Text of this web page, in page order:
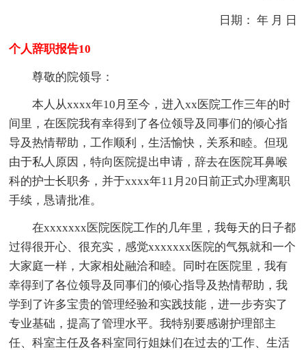
日期： 年 月 日
个人辞职报告10
尊敬的院领导：
本人从xxxx年10月至今，进入xx医院工作三年的时
间里，在医院我有幸得到了各位领导及同事们的倾心指
导及热情帮助，工作顺利，生活愉快，关系和睦。但现
由于私人原因，特向医院提出申请，辞去在医院耳鼻喉
科的护士长职务，并于xxxx年11月20日前正式办理离职
手续，恳请批准。
在xxxxxxx医院医院工作的几年里，我每天的日子都
过得很开心、很充实，感觉xxxxxxx医院的气氛就和一个
大家庭一样，大家相处融洽和睦。同时在医院里，我有
幸得到了各位领导及同事们的倾心指导及热情帮助，我
学到了许多宝贵的管理经验和实践技能，进一步夯实了
专业基础，提高了管理水平。我特别要感谢护理部主
任、科室主任及各科室同行姐妹们在过去的'工作、生活